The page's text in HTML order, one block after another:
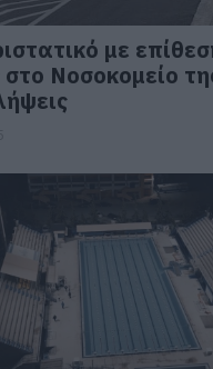
με
Νοσοκομείο